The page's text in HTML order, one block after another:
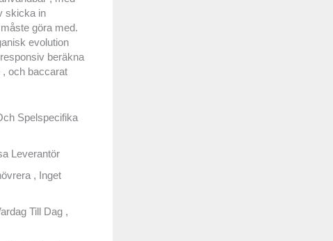
skicka in
göra med.
evolution
beräkna
och baccarat
Spelspecifika
Leverantör
, Inget
Till Dag ,